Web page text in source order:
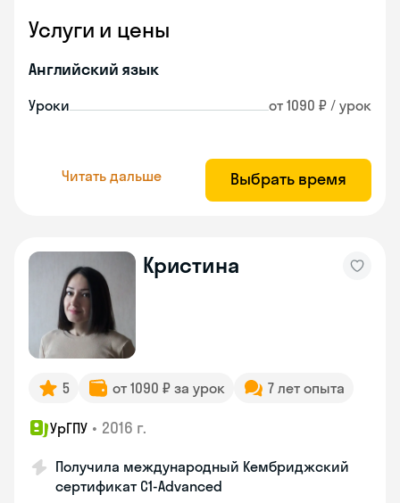
Услуги и цены
Английский язык
Уроки от 1090 ₽ / урок
Читать дальше Выбрать время
Кристина
5 от 1090 ₽ за урок 7 лет опыта
УрГПУ • 2016 г.
Получила международный Кембриджский
сертификат С1-Advanced